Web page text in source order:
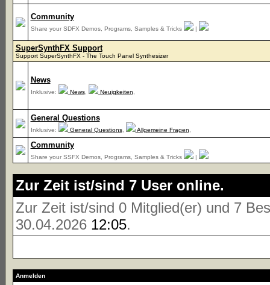
Community
Share your SDFX Demos, Programs, Samples & Tricks |
SuperSynthFX Support
Support SuperSynthFX - The Touch Panel Synthesizer
News
Inklusive: News, Neuigkeiten
General Questions
Inklusive: General Questions, Allgemeine Fragen
Community
Share your SSFX Demos, Programs, Samples & Tricks |
Zur Zeit ist/sind 7 User online.
Zur Zeit ist/sind 0 Mitglied(er) und 7
30.04.2026 12:05.
Anmelden